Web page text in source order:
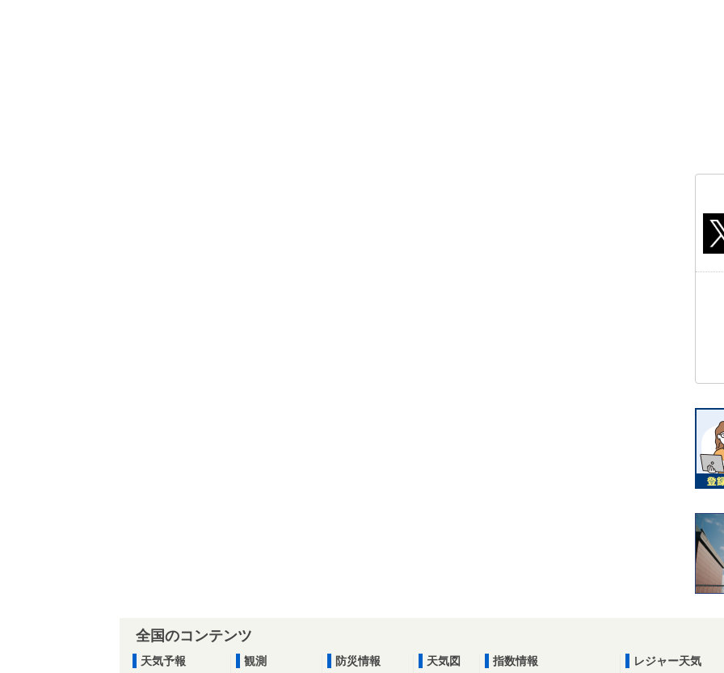
全国のコンテンツ
天気予報
観測
防災情報
天気図
指数情報
レジャー天気